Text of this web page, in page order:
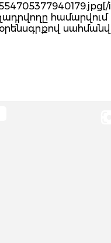
համարվում